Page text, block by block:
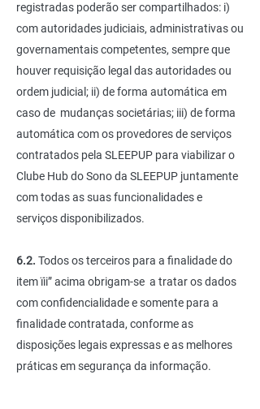
registradas poderão ser compartilhados: i)
com autoridades judiciais, administrativas ou
governamentais competentes, sempre que
houver requisição legal das autoridades ou
ordem judicial; ii) de forma automática em
caso de mudanças societárias; iii) de forma
automática com os provedores de serviços
contratados pela SLEEPUP para viabilizar o
Clube Hub do Sono da SLEEPUP juntamente
com todas as suas funcionalidades e
serviços disponibilizados.
6.2. Todos os terceiros para a finalidade do
item ïii” acima obrigam-se a tratar os dados
com confidencialidade e somente para a
finalidade contratada, conforme as
disposições legais expressas e as melhores
práticas em segurança da informação.